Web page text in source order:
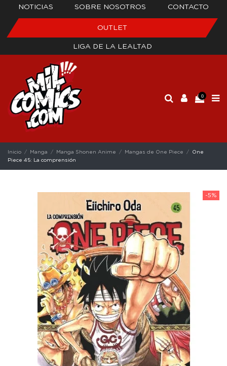
NOTICIAS SOBRE NOSOTROS CONTACTO
OUTLET
LIGA DE LA LEALTAD
0
Inicio Manga Manga Shonen Anime Mangas de One Piece
One
Piece 45: La comprensión
-5%